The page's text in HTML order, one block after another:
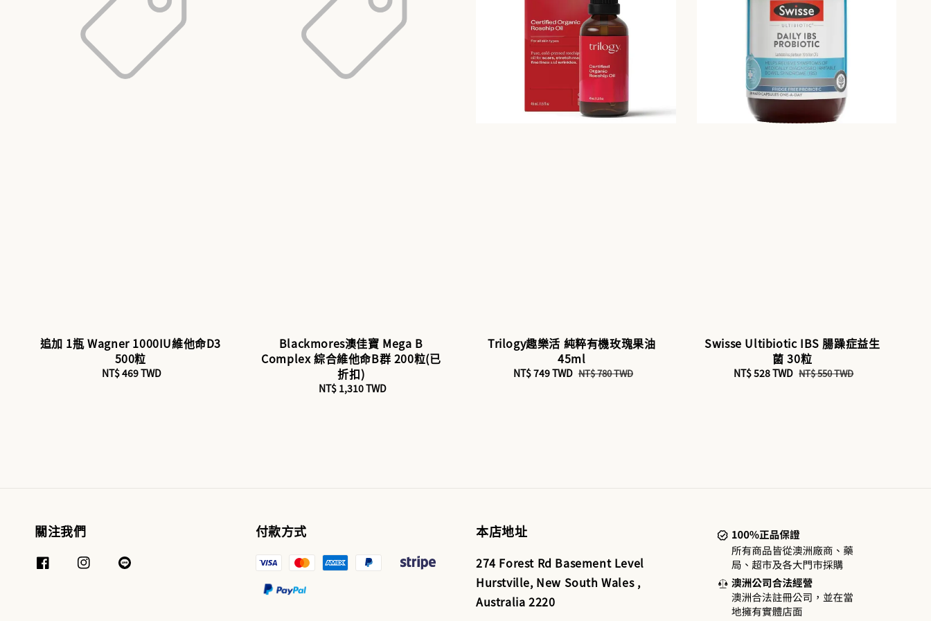
追加 1瓶 Wagner 1000IU維他命D3
500粒
Regular
NT$ 469 TWD
Blackmores澳佳寶 Mega B
Complex 綜合維他命B群 200粒(已
折扣)
Regular
NT$ 1,310 TWD
Trilogy趣樂活 純粹有機玫瑰果油
45ml
Sale
NT$ 749 TWD Regular
NT$ 780 TWD
Swisse Ultibiotic IBS 腸躁症益生
菌 30粒
Sale
NT$ 528 TWD Regular
NT$ 550 TWD
關注我們 付款方式 本店地址
274 Forest Rd Basement Level
Hurstville, New South Wales ,
Australia 2220